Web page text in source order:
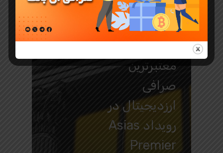
آموزش صرافی LBANK
صرافی
LBank
معتبرترین
صرافی
ارزدیجیتال در
رویداد Asias
Premier